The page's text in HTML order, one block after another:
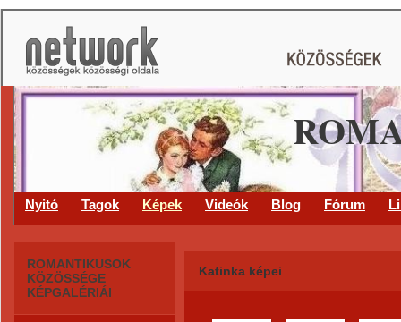
Nyitó Tagok Képek Videók Blog Fórum
ROMANTIKUSOK
KÖZÖSSÉGE
KÉPGALÉRIÁI
Katinka képei